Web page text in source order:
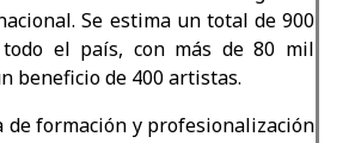
Se estima un total de 900
el país, con más de 80 mil
beneficio de 400 artistas.
de formación y profesionalización